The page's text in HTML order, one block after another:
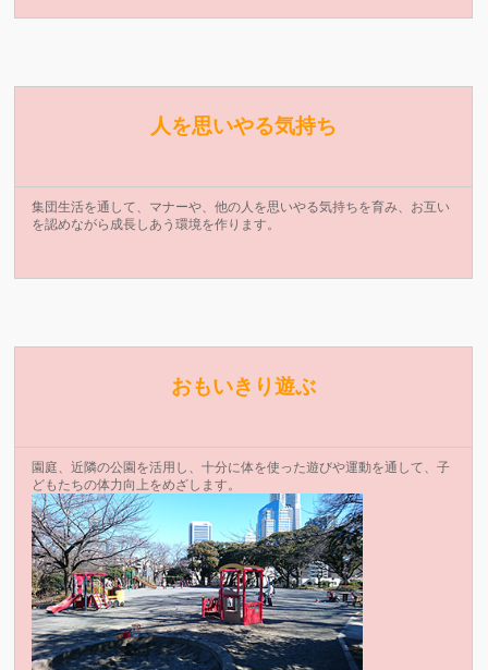
人を思いやる気持ち
集団生活を通して、マナーや、他の人を思いやる気持ちを育み、お互い
を認めながら成長しあう環境を作ります。
おもいきり遊ぶ
園庭、近隣の公園を活用し、十分に体を使った遊びや運動を通して、子
どもたちの体力向上をめざします。